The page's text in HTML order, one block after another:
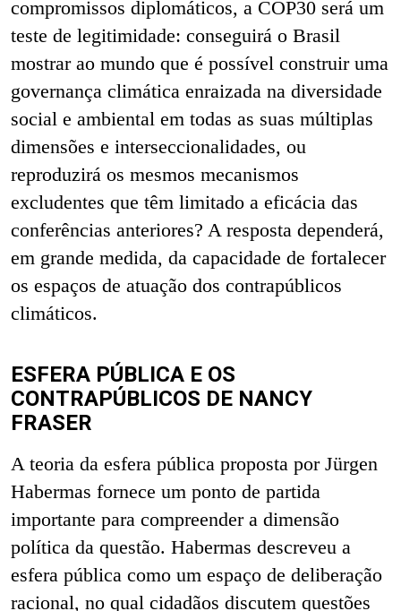
compromissos diplomáticos, a COP30 será um
teste de legitimidade: conseguirá o Brasil
mostrar ao mundo que é possível construir uma
governança climática enraizada na diversidade
social e ambiental em todas as suas múltiplas
dimensões e interseccionalidades, ou
reproduzirá os mesmos mecanismos
excludentes que têm limitado a eficácia das
conferências anteriores? A resposta dependerá,
em grande medida, da capacidade de fortalecer
os espaços de atuação dos contrapúblicos
climáticos.
ESFERA PÚBLICA E OS
CONTRAPÚBLICOS DE NANCY
FRASER
A teoria da esfera pública proposta por Jürgen
Habermas fornece um ponto de partida
importante para compreender a dimensão
política da questão. Habermas descreveu a
esfera pública como um espaço de deliberação
racional, no qual cidadãos discutem questões